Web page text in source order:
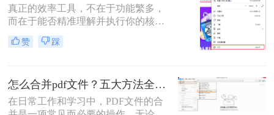
PDF合并指南，助你告别效率低下与
安全隐患。
真正的效率工具，不在于功能繁多，
而在于能否精准理解并执行你的核心
意图。“小编，快帮帮我！明早汇报
用的方案，十几份PDF还散着，甲方
紧急求助。
赞 踩
怎么合并pdf文件？五大方法全解析！
在日常工作和学习中，PDF文件的合